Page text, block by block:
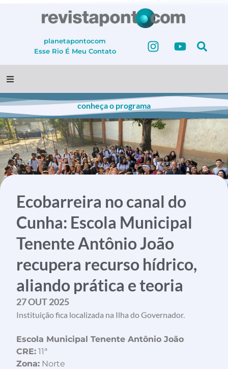
planetapontocom
Esse Rio É Meu Contato
conheça o programa
Ecobarreira no canal do
Cunha: Escola Municipal
Tenente Antônio João
recupera recurso hídrico,
aliando prática e teoria
27 OUT 2025
Instituição fica localizada na Ilha do Governador.
Escola Municipal Tenente Antônio João
CRE: 11ª
Zona: Norte